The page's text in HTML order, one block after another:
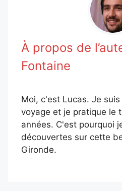
À propos de
Fontaine
Moi, c'est Lucas. Je
voyage et je pratique le
années. C'est pourquoi
découvertes sur cette
Gironde.